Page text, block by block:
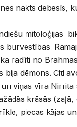
nakts debesīs,
mitoloģijas,
burvestības.
radīti no
bija dēmons. Citi
viņas vīra Nirrita
krāsās (zaļā,
piecas kājas